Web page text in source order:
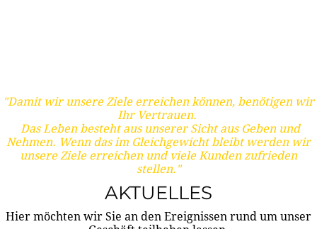
"Damit wir unsere Ziele erreichen können, benötigen wir
Ihr Vertrauen.
Das Leben besteht aus unserer Sicht aus Geben und
Nehmen. Wenn das im Gleichgewicht bleibt werden wir
unsere Ziele erreichen und viele Kunden zufrieden
stellen."
AKTUELLES
Hier möchten wir Sie an den Ereignissen rund um unser